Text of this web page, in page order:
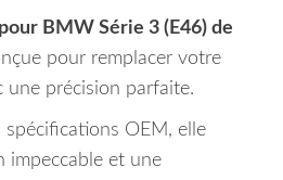
BMW Série 3 (E46) de
pour remplacer votre
une précision parfaite.
spécifications OEM, elle
impeccable et une